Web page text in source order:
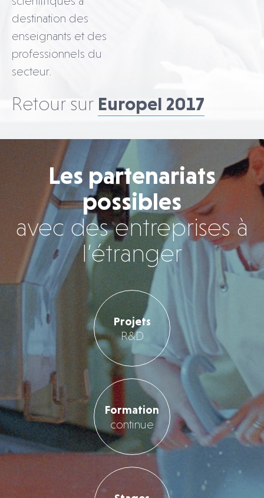
destination des
enseignants et des
professionnels du
secteur.
Retour sur Europel 2017
Les partenariats
possibles
avec des entreprises à
l’étranger
Projets
R&D
Formation
continue